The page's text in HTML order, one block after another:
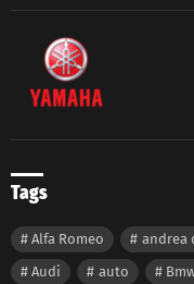
Tags
Alfa Romeo andrea
Audi
auto